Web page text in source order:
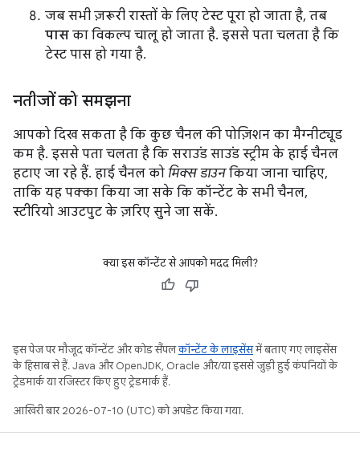
जब सभी ज़रूरी रास्तों के लिए टेस्ट पूरा हो जाता है, तब
पास का विकल्प चालू हो जाता है. इससे पता चलता है कि
टेस्ट पास हो गया है.
नतीजों को समझना
आपको दिख सकता है कि कुछ चैनल की पोज़िशन का मैग्नीट्यूड
कम है. इससे पता चलता है कि सराउंड साउंड स्ट्रीम के हाई चैनल
हटाए जा रहे हैं. हाई चैनल को मिक्स डाउनकिया जाना चाहिए,
ताकि यह पक्का किया जा सके कि कॉन्टेंट के सभी चैनल,
स्टीरियो आउटपुट के ज़रिए सुने जा सकें.
क्या इस कॉन्टेंट से आपको मदद मिली?
इस पेज पर मौजूद कॉन्टेंट और कोड सैंपलकॉन्टेंट के लाइसेंसमें बताए गए लाइसेंस
के हिसाब से हैं. Java और OpenJDK, Oracle और/या इससे जुड़ी हुई कंपनियों के
ट्रेडमार्क या रजिस्टर किए हुए ट्रेडमार्क हैं.
आखिरी बार 2026-07-10 (UTC) को अपडेट किया गया.